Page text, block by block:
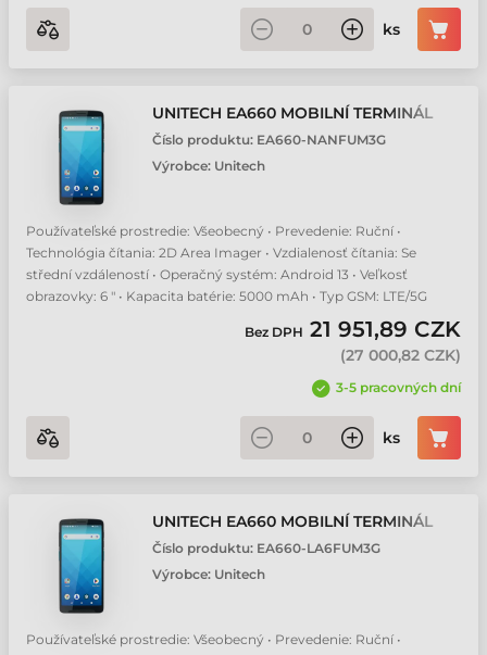
ks
UNITECH EA660 MOBILNÍ TERMINÁL
Číslo produktu: EA660-NANFUM3G
Výrobce: Unitech
Používateľské prostredie: Všeobecný • Prevedenie: Ruční •
Technológia čítania: 2D Area Imager • Vzdialenosť čítania: Se
střední vzdáleností • Operačný systém: Android 13 • Veľkosť
obrazovky: 6 " • Kapacita batérie: 5000 mAh • Typ GSM: LTE/5G
Bez DPH 21 951,89 CZK
(27 000,82 CZK)
3-5 pracovných dní
ks
UNITECH EA660 MOBILNÍ TERMINÁL
Číslo produktu: EA660-LA6FUM3G
Výrobce: Unitech
Používateľské prostredie: Všeobecný • Prevedenie: Ruční •